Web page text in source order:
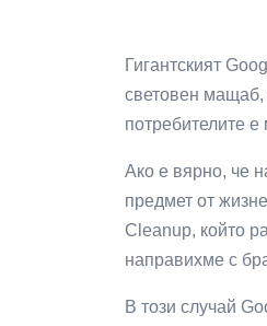
Гигантският
световен мащаб,
потребителите
Ако е вярно, че
предмет от
Cleanup, който
направихме с
В този случай